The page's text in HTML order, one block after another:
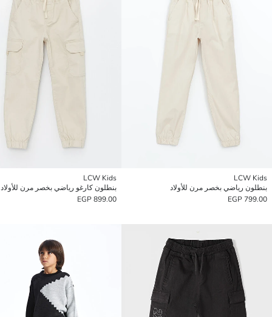
LCW Kids
بنطلون رياضي بخصر مرن للأولاد
799.00 EGP
LCW Kids
بنطلون كارغو رياضي بخصر مرن للأولاد
899.00 EGP